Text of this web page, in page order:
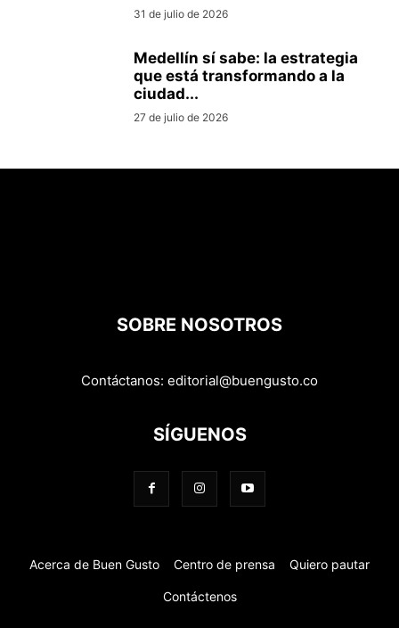
31 de julio de 2026
Medellín sí sabe: la estrategia
que está transformando a la
ciudad...
27 de julio de 2026
SOBRE NOSOTROS
Contáctanos: editorial@buengusto.co
SÍGUENOS
Acerca de Buen Gusto Centro de prensa Quiero pautar
Contáctenos